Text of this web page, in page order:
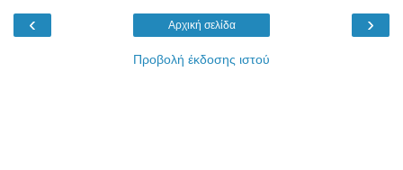
‹ ›
Αρχική σελίδα
Προβολή έκδοσης ιστού